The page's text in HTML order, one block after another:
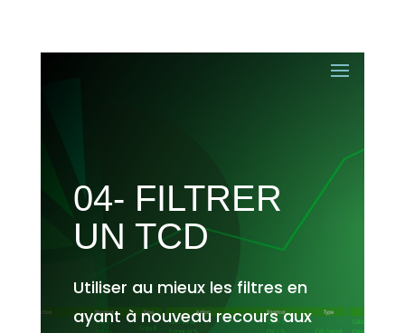
04- FILTRER
UN TCD
Utiliser au mieux les filtres en
ayant à nouveau recours aux